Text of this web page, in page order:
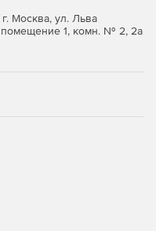
с нами
участие в выборе
качества исполнения
Москва, ул. Льва
помещение 1, комн. № 2, 2а